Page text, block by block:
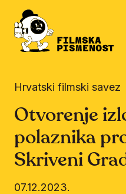
Hrvatski filmski savez
Otvorenje
polaznika
Skriveni
07.12.2023.